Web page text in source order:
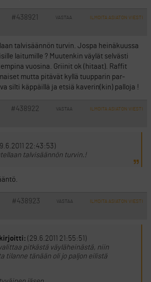
#438921 VASTAA ILMOITA ASIATON VIESTI
talvisäännön turvin. Jospa heinäkuussa
laitumille ? Muutenkin väylät selvästi
vuosina. Griinit ok (hitaat). Raffit
mutta pitävät kyllä tuupparin par-
silti käppäillä ja etsiä kaverin(kin) palloja !
#438922 VASTAA ILMOITA ASIATON VIESTI
22:43:53)
talvisäännön turvin.!
#438923 VASTAA ILMOITA ASIATON VIESTI
kirjoitti: (29.6.2011 21:55:51)
pitkästä väyläheinästä, niin
tilanne tänään oli jo paljon eilistä